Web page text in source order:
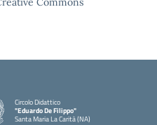
Circolo Didattico
"Eduardo De Filippo"
Santa Maria La Carità (NA)